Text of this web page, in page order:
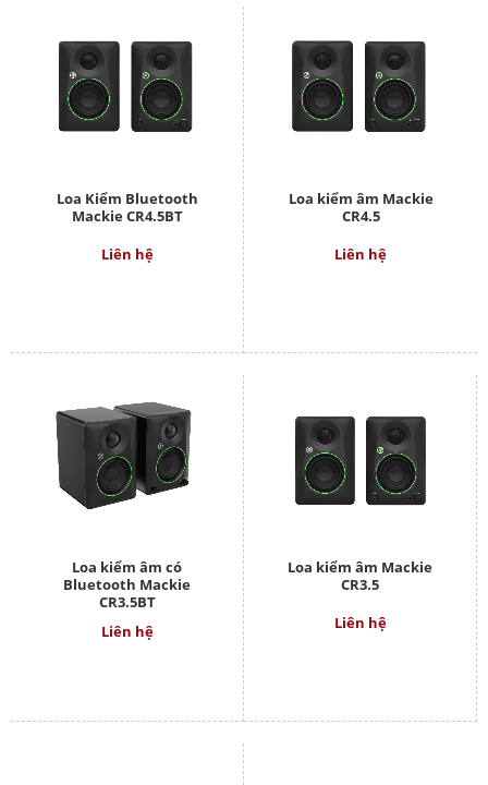
Loa Kiểm Bluetooth
Mackie CR4.5BT
Liên hệ
Loa kiểm âm Mackie
CR4.5
Liên hệ
Loa kiểm âm có
Bluetooth Mackie
CR3.5BT
Liên hệ
Loa kiểm âm Mackie
CR3.5
Liên hệ